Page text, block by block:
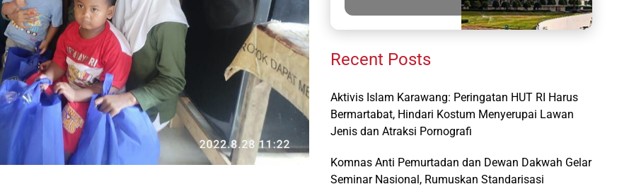
Recent Posts
Aktivis Islam Karawang: Peringatan HUT RI Harus
Bermartabat, Hindari Kostum Menyerupai Lawan
Jenis dan Atraksi Pornografi
Komnas Anti Pemurtadan dan Dewan Dakwah Gelar
Seminar Nasional, Rumuskan Standarisasi